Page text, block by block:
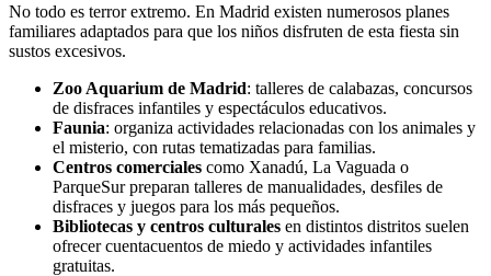
No todo es terror extremo. En Madrid existen numerosos planes
familiares adaptados para que los niños disfruten de esta fiesta sin
sustos excesivos.
Zoo Aquarium de Madrid: talleres de calabazas, concursos
de disfraces infantiles y espectáculos educativos.
Faunia: organiza actividades relacionadas con los animales y
el misterio, con rutas tematizadas para familias.
Centros comerciales como Xanadú, La Vaguada o
ParqueSur preparan talleres de manualidades, desfiles de
disfraces y juegos para los más pequeños.
Bibliotecas y centros culturales en distintos distritos suelen
ofrecer cuentacuentos de miedo y actividades infantiles
gratuitas.